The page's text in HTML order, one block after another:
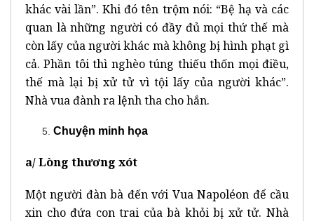
khác vài lần”. Khi đó tên trộm nói: “Bệ hạ và các
quan là những người có đầy đủ mọi thứ thế mà
còn lấy của người khác mà không bị hình phạt gì
cả. Phần tôi thì nghèo túng thiếu thốn mọi điều,
thế mà lại bị xử tử vì tội lấy của người khác”.
Nhà vua đành ra lệnh tha cho hắn.
Chuyện minh họa
a/ Lòng thương xót
Một người đàn bà đến với Vua Napoléon để cầu
xin cho đứa con trai của bà khỏi bị xử tử. Nhà